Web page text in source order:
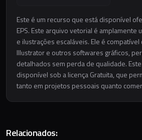
Este é um recurso que está disponível
EPS. Este arquivo vetorial é amplamente
e ilustrações escaláveis. Ele é compatível
Illustrator e outros softwares gráficos,
detalhados sem perda de qualidade.
disponível sob a licença Gratuita, que
tanto em projetos pessoais quanto
Relacionados: